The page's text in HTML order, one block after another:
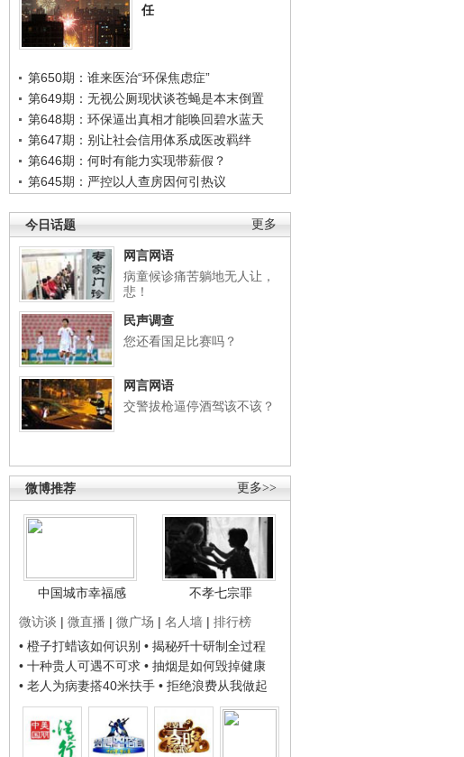
任
第650期：谁来医治“环保焦虑症”
第649期：无视公厕现状谈苍蝇是本末倒置
第648期：环保逼出真相才能唤回碧水蓝天
第647期：别让社会信用体系成医改羁绊
第646期：何时有能力实现带薪假？
第645期：严控以人查房因何引热议
更多
今日话题
网言网语
病童候诊痛苦躺地无人让，
悲！
民声调查
您还看国足比赛吗？
网言网语
交警拔枪逼停酒驾该不该？
更多>>
微博推荐
中国城市幸福感
不孝七宗罪
微访谈 | 微直播 | 微广场 | 名人墙 | 排行榜
• 橙子打蜡该如何识别 • 揭秘歼十研制全过程
• 十种贵人可遇不可求 • 抽烟是如何毁掉健康
• 老人为病妻搭40米扶手 • 拒绝浪费从我做起